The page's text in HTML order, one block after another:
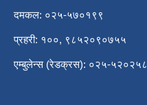
दमकल: ०२५-५७०१९९
प्रहरी: १००, ९८५२०९०७५५
एम्बुलेन्स (रेडक्रस): ०२५-५२०२५८